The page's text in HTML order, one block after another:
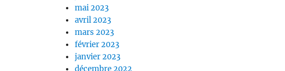
mai 2023
avril 2023
mars 2023
février 2023
janvier 2023